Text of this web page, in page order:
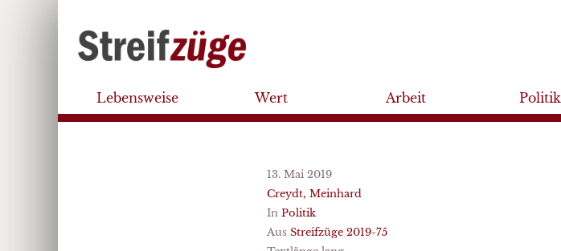
Lebensweise Wert Arbeit Politik
13. Mai 2019
Creydt, Meinhard
In Politik
Aus Streifzüge 2019-75